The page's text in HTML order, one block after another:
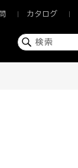
カタログ